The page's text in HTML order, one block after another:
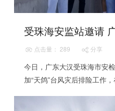
点击量： 289 分享
今日，广东大汉受珠海市安
加“天鸽”台风灾后排险工作
东省一建、三建等业内专家